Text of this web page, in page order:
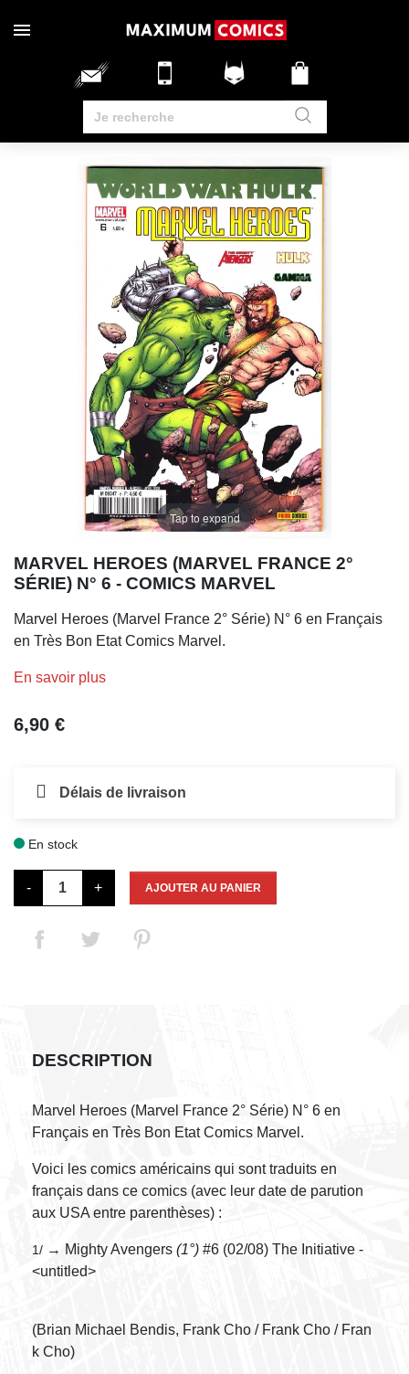
Tap to expand
MARVEL HEROES (MARVEL FRANCE 2°
SÉRIE) N° 6 - COMICS MARVEL
Marvel Heroes (Marvel France 2° Série) N° 6 en Français
en Très Bon Etat Comics Marvel.
En savoir plus
6,90 €
Délais de livraison
En stock
- + AJOUTER AU PANIER
DESCRIPTION
Marvel Heroes (Marvel France 2° Série) N° 6 en
Français en Très Bon Etat Comics Marvel.
Voici les comics américains qui sont traduits en
français dans ce comics (avec leur date de parution
aux USA entre parenthèses) :
1/ → Mighty Avengers (1°) #6 (02/08) The Initiative -
<untitled>
(Brian Michael Bendis, Frank Cho / Frank Cho / Fran
k Cho)